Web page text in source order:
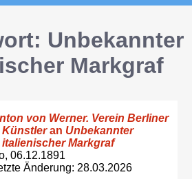
Unbekannter
Markgraf
von Werner. Verein Berliner
Künstleran Unbekannter
italienischer Markgraf
06.12.1891
Änderung: 28.03.2026